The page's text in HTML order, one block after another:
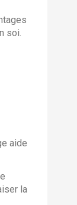
soi.
aide
la